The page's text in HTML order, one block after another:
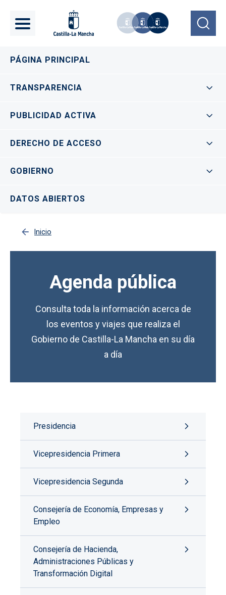
Navegación principal
PÁGINA PRINCIPAL
TRANSPARENCIA
PUBLICIDAD ACTIVA
DERECHO DE ACCESO
GOBIERNO
DATOS ABIERTOS
Inicio
Agenda pública
Consulta toda la información acerca de
los eventos y viajes que realiza el
Gobierno de Castilla-La Mancha en su día
a día
Presidencia
Vicepresidencia Primera
Vicepresidencia Segunda
Consejería de Economía, Empresas y
Empleo
Consejería de Hacienda,
Administraciones Públicas y
Transformación Digital